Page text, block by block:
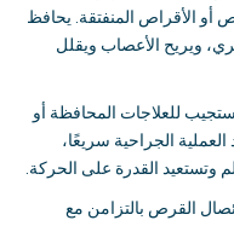
أو الأقراص المنفتقة. يحافظ
ويريح الأعصاب ويقلل
للعلاجات المحافظة أو
الجراحية سريعًا،
وتستعيد القدرة على الحركة.
القرص بالتزامن مع